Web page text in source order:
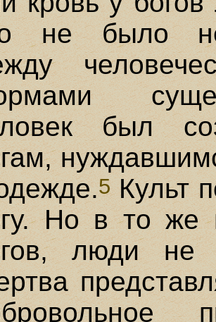
не было
был
5Культ
Но в то же
люди не